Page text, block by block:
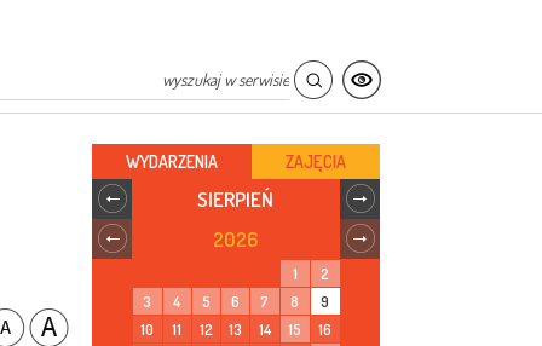
WYDARZENIA ZAJĘCIA
SIERPIEŃ
2026
1
2
3
4 5 6 7 8
9
10
11 12 13 14 15
16